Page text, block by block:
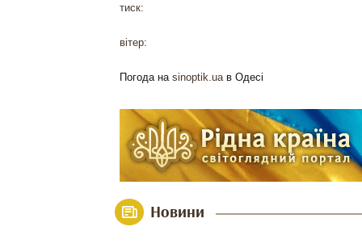
тиск:
вітер:
Погода на sinoptik.uaв Одесі
Новини